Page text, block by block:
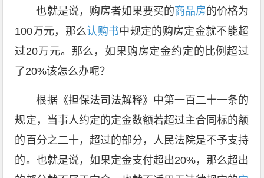
也就是说，购房者如果要买的商品房的价格为
100万元，那么认购书中规定的购房定金就不能超
过20万元。那么，如果购房定金约定的比例超过
了20%该怎么办呢？
根据《担保法司法解释》中第一百二十一条的
规定，当事人约定的定金数额若超过主合同标的额
的百分之二十，超过的部分，人民法院是不予支持
的。也就是说，如果定金支付超出20%，那么超出